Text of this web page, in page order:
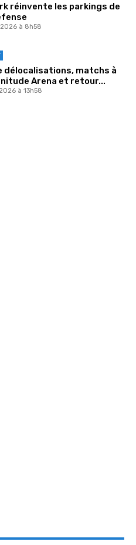
réinvente les parkings de
à 8h58
délocalisations, matchs à
Arena et retour...
à 13h58